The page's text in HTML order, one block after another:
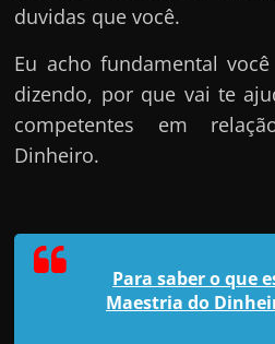
duvidas que você.
Eu acho fundamental
dizendo, por que vai te
competentes em
Dinheiro.
Para saber o que
Maestria do